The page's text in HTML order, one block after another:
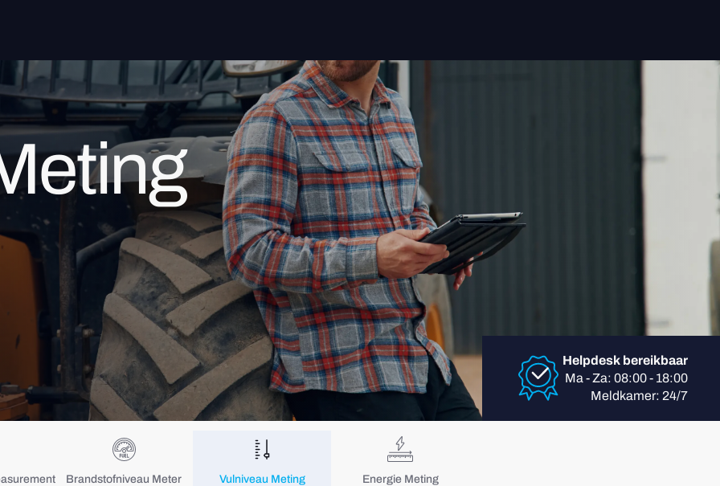
Sectoren
Insight App
Apparaten
Over ons
Contact
Login user
+31 088-9900106
Helpdesk bereikbaar
Ma - Za: 08:00 - 18:00
Meldkamer: 24/7
Brandstofniveau Meter Vulniveau Meting Energie Meting